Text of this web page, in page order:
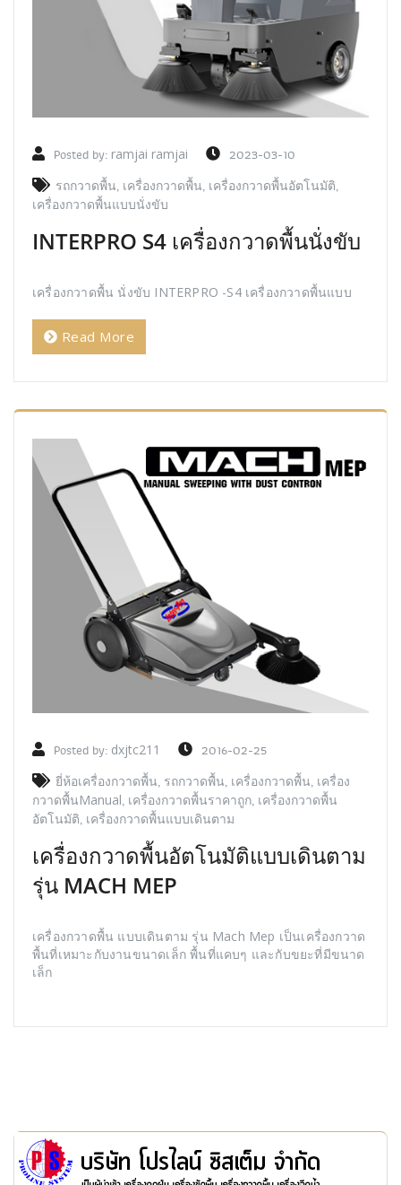
Posted by: ramjai ramjai 2023-03-10
รถกวาดพื้น, เครื่องกวาดพื้น, เครื่องกวาดพื้นอัตโนมัติ,
เครื่องกวาดพื้นแบบนั่งขับ
INTERPRO S4 เครื่องกวาดพื้นนั่งขับ
เครื่องกวาดพื้น นั่งขับ INTERPRO -S4 เครื่องกวาดพื้นแบบ
Read More
Posted by: dxjtc211 2016-02-25
ยี่ห้อเครื่องกวาดพื้น, รถกวาดพื้น, เครื่องกวาดพื้น, เครื่อง
กวาดพื้นManual, เครื่องกวาดพื้นราคาถูก, เครื่องกวาดพื้น
อัตโนมัติ, เครื่องกวาดพื้นแบบเดินตาม
เครื่องกวาดพื้นอัตโนมัติแบบเดินตาม
รุ่น MACH MEP
เครื่องกวาดพื้น แบบเดินตาม รุ่น Mach Mep เป็นเครื่องกวาด
พื้นที่เหมาะกับงานขนาดเล็ก พื้นที่แคบๆ และกับขยะที่มีขนาด
เล็ก